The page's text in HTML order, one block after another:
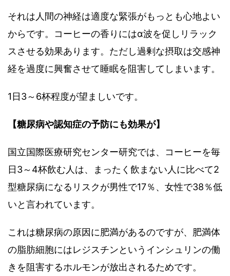
それは人間の神経は適度な緊張がもっとも心地よい
からです。コーヒーの香りにはα波を促しリラック
スさせる効果あります。ただし過剰な摂取は交感神
経を過度に興奮させて睡眠を阻害してしまいます。
1日3～6杯程度が望ましいです。
【糖尿病や認知症の予防にも効果が】
国立国際医療研究センター研究では、コーヒーを毎
日3～4杯飲む人は、まったく飲まない人に比べて2
型糖尿病になるリスクが男性で17％、女性で38％低
いと言われています。
これは糖尿病の原因に肥満があるのですが、肥満体
の脂肪細胞にはレジスチンというインシュリンの働
きを阻害するホルモンが放出されるためです。